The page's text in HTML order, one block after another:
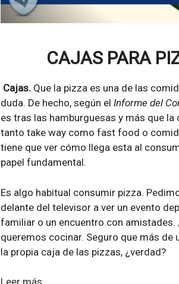
CAJAS PARA
Cajas. Que la pizza es una de las
duda. De hecho, según el Informe del
es tras las hamburguesas y más que
tanto take way como fast food o
tiene que ver cómo llega esta al
papel fundamental.
Es algo habitual consumir pizza.
delante del televisor a ver un evento
familiar o un encuentro con amistades.
queremos cocinar. Seguro que más de
la propia caja de las pizzas, ¿verdad?